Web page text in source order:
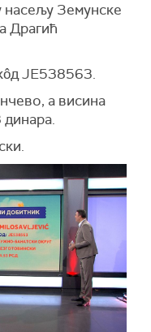
насељу Земунске
Драгић
JE538563.
а висина
динара.